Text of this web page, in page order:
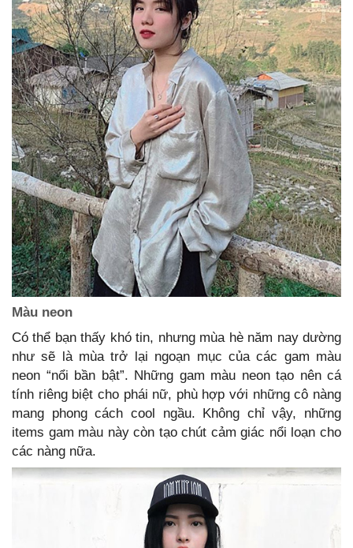
Màu neon
Có thể bạn thấy khó tin, nhưng mùa hè năm nay dường
như sẽ là mùa trở lại ngoạn mục của các gam màu
neon “nổi bần bật”. Những gam màu neon tạo nên cá
tính riêng biệt cho phái nữ, phù hợp với những cô nàng
mang phong cách cool ngầu. Không chỉ vậy, những
items gam màu này còn tạo chút cảm giác nổi loạn cho
các nàng nữa.